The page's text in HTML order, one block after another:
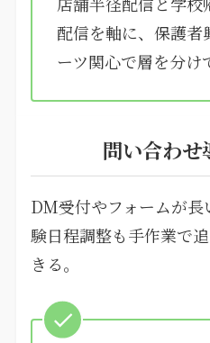
配信を軸に、保護者
ーツ関心で層を分け
問い合わせ
DM受付やフォームが
験日程調整も手作業で
きる。